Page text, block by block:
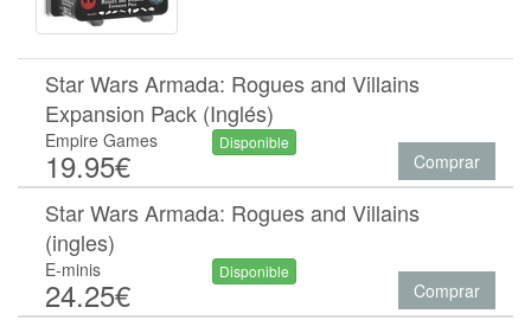
Star Wars Armada: Rogues and Villains
Expansion Pack (Inglés)
Empire Games
19.95€
Disponible
Comprar
Star Wars Armada: Rogues and Villains
(ingles)
E-minis
24.25€
Disponible
Comprar